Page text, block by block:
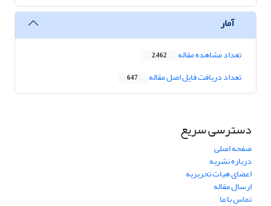
آمار
تعداد مشاهده مقاله 2,462
تعداد دریافت فایل اصل مقاله 647
دسترسی سریع
صفحه اصلی
درباره نشریه
اعضای هیات تحریریه
ارسال مقاله
تماس با ما